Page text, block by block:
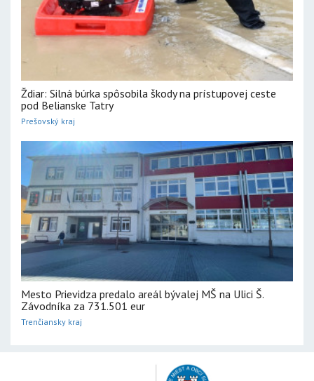
Ždiar: Silná búrka spôsobila škody na prístupovej ceste
pod Belianske Tatry
Prešovský kraj
Mesto Prievidza predalo areál bývalej MŠ na Ulici Š.
Závodníka za 731.501 eur
Trenčiansky kraj